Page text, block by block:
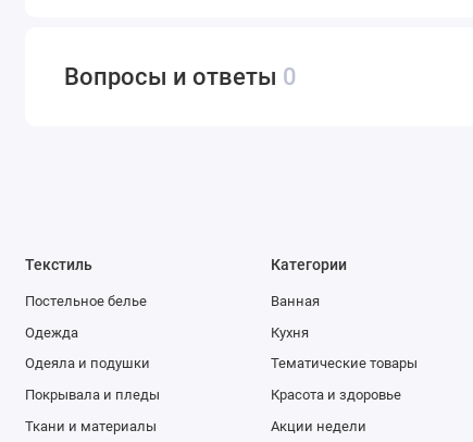
Вопросы и ответы 0
Текстиль
Постельное белье
Одежда
Одеяла и подушки
Покрывала и пледы
Ткани и материалы
Категории
Ванная
Кухня
Тематические товары
Красота и здоровье
Акции недели